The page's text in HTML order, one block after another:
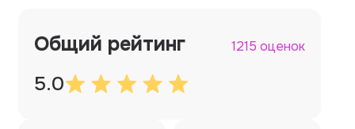
Общий рейтинг 1215 оценок
5.0